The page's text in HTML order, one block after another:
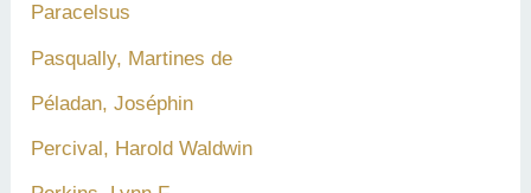
Paracelsus
Pasqually, Martines de
Péladan, Joséphin
Percival, Harold Waldwin